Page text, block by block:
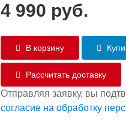
4 990 руб.
В корзину
Рассчитать доставку
Отправляя заявку, вы
согласие на обработку